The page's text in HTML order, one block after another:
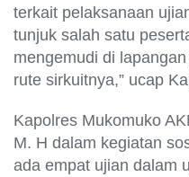
terkait pelaksanaan
tunjuk salah satu
mengemudi di
rute sirkuitnya,” ucap
Kapolres Mukomuko
M. H dalam kegiatan
ada empat ujian dalam